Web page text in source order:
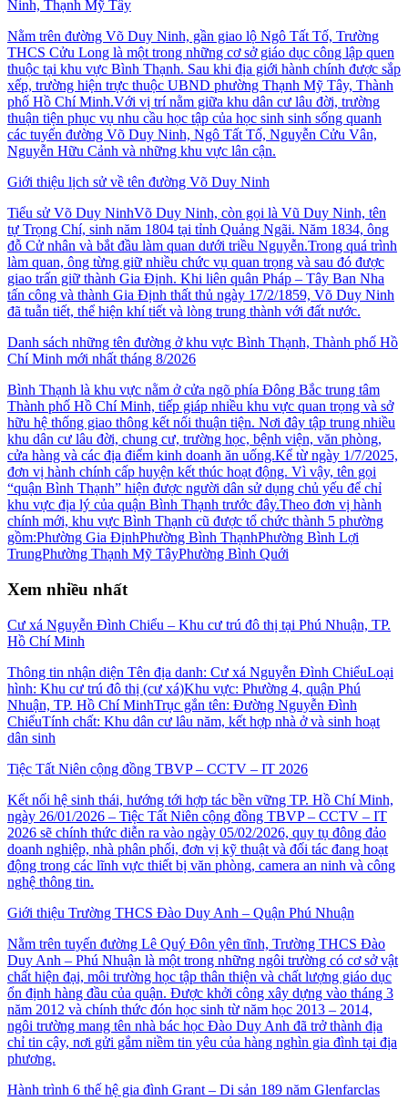
Ninh, Thạnh Mỹ Tây
Nằm trên đường Võ Duy Ninh, gần giao lộ Ngô Tất Tố, Trường
THCS Cửu Long là một trong những cơ sở giáo dục công lập quen
thuộc tại khu vực Bình Thạnh. Sau khi địa giới hành chính được sắp
xếp, trường hiện trực thuộc UBND phường Thạnh Mỹ Tây, Thành
phố Hồ Chí Minh.Với vị trí nằm giữa khu dân cư lâu đời, trường
thuận tiện phục vụ nhu cầu học tập của học sinh sinh sống quanh
các tuyến đường Võ Duy Ninh, Ngô Tất Tố, Nguyễn Cửu Vân,
Nguyễn Hữu Cảnh và những khu vực lân cận.
Giới thiệu lịch sử về tên đường Võ Duy Ninh
Tiểu sử Võ Duy NinhVõ Duy Ninh, còn gọi là Vũ Duy Ninh, tên
tự Trọng Chí, sinh năm 1804 tại tỉnh Quảng Ngãi. Năm 1834, ông
đỗ Cử nhân và bắt đầu làm quan dưới triều Nguyễn.Trong quá trình
làm quan, ông từng giữ nhiều chức vụ quan trọng và sau đó được
giao trấn giữ thành Gia Định. Khi liên quân Pháp – Tây Ban Nha
tấn công và thành Gia Định thất thủ ngày 17/2/1859, Võ Duy Ninh
đã tuẫn tiết, thể hiện khí tiết và lòng trung thành với đất nước.
Danh sách những tên đường ở khu vực Bình Thạnh, Thành phố Hồ
Chí Minh mới nhất tháng 8/2026
Bình Thạnh là khu vực nằm ở cửa ngõ phía Đông Bắc trung tâm
Thành phố Hồ Chí Minh, tiếp giáp nhiều khu vực quan trọng và sở
hữu hệ thống giao thông kết nối thuận tiện. Nơi đây tập trung nhiều
khu dân cư lâu đời, chung cư, trường học, bệnh viện, văn phòng,
cửa hàng và các địa điểm kinh doanh ăn uống.Kể từ ngày 1/7/2025,
đơn vị hành chính cấp huyện kết thúc hoạt động. Vì vậy, tên gọi
“quận Bình Thạnh” hiện được người dân sử dụng chủ yếu để chỉ
khu vực địa lý của quận Bình Thạnh trước đây.Theo đơn vị hành
chính mới, khu vực Bình Thạnh cũ được tổ chức thành 5 phường
gồm:Phường Gia ĐịnhPhường Bình ThạnhPhường Bình Lợi
TrungPhường Thạnh Mỹ TâyPhường Bình Quới
Xem nhiều nhất
Cư xá Nguyễn Đình Chiểu – Khu cư trú đô thị tại Phú Nhuận, TP.
Hồ Chí Minh
Thông tin nhận diện Tên địa danh: Cư xá Nguyễn Đình ChiểuLoại
hình: Khu cư trú đô thị (cư xá)Khu vực: Phường 4, quận Phú
Nhuận, TP. Hồ Chí MinhTrục gắn tên: Đường Nguyễn Đình
ChiểuTính chất: Khu dân cư lâu năm, kết hợp nhà ở và sinh hoạt
dân sinh
Tiệc Tất Niên cộng đồng TBVP – CCTV – IT 2026
Kết nối hệ sinh thái, hướng tới hợp tác bền vững TP. Hồ Chí Minh,
ngày 26/01/2026 – Tiệc Tất Niên cộng đồng TBVP – CCTV – IT
2026 sẽ chính thức diễn ra vào ngày 05/02/2026, quy tụ đông đảo
doanh nghiệp, nhà phân phối, đơn vị kỹ thuật và đối tác đang hoạt
động trong các lĩnh vực thiết bị văn phòng, camera an ninh và công
nghệ thông tin.
Giới thiệu Trường THCS Đào Duy Anh – Quận Phú Nhuận
Nằm trên tuyến đường Lê Quý Đôn yên tĩnh, Trường THCS Đào
Duy Anh – Phú Nhuận là một trong những ngôi trường có cơ sở vật
chất hiện đại, môi trường học tập thân thiện và chất lượng giáo dục
ổn định hàng đầu của quận. Được khởi công xây dựng vào tháng 3
năm 2012 và chính thức đón học sinh từ năm học 2013 – 2014,
ngôi trường mang tên nhà bác học Đào Duy Anh đã trở thành địa
chỉ tin cậy, nơi gửi gắm niềm tin yêu của hàng nghìn gia đình tại địa
phương.
Hành trình 6 thế hệ gia đình Grant – Di sản 189 năm Glenfarclas